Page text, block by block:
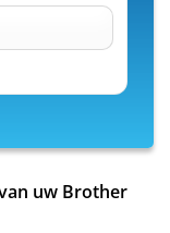
uw Brother